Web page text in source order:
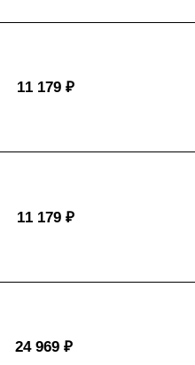
11 179 ₽
11 179 ₽
24 969 ₽